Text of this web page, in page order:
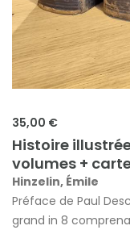
35,00 €
Histoire
volumes +
Hinzelin, Émile
Préface de Paul
grand in 8